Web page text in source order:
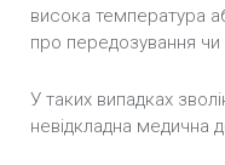
висока температура
про передозування чи
У таких випадках
невідкладна медична